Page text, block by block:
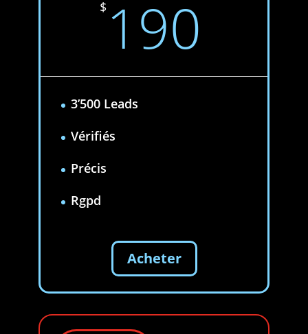
$ 190
3’500 Leads
Vérifiés
Précis
Rgpd
Acheter